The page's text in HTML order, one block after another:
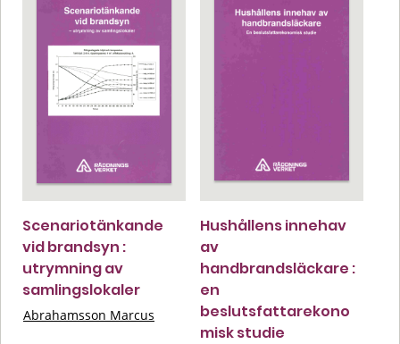
Scenariotänkande
vid brandsyn :
utrymning av
samlingslokaler
Abrahamsson Marcus
Hushållens innehav
av
handbrandsläckare :
en
beslutsfattarekono
misk studie